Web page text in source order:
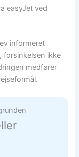
easyJet ved
informeret
forsinkelsen ikke
medfører